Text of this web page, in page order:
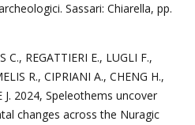
Sassari: Chiarella, pp.
C., REGATTIERI E., LUGLI F.,
R., CIPRIANI A., CHENG H.,
J. 2024, Speleothems uncover
changes across the Nuragic